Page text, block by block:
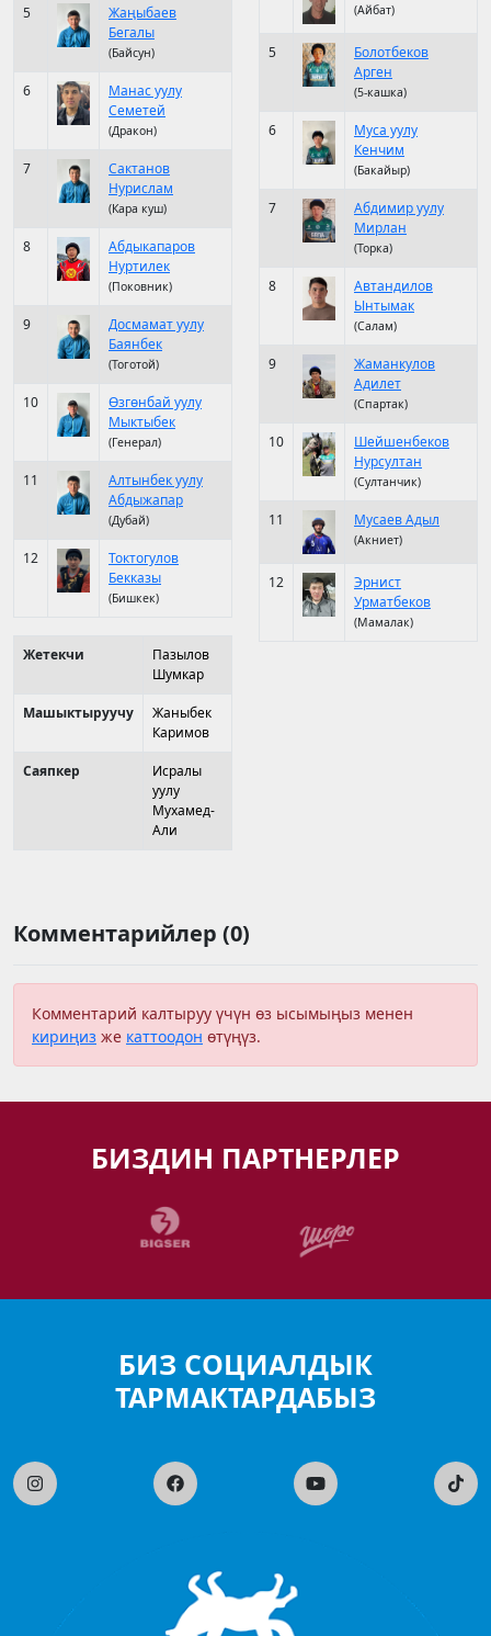
5
Жаңыбаев
Бегалы
(Байсун)
6
Манас уулу
Семетей
(Дракон)
7
Сактанов
Нурислам
(Кара куш)
8
Абдыкапаров
Нуртилек
(Поковник)
9
Досмамат уулу
Баянбек
(Тоготой)
10
Өзгөнбай уулу
Мыктыбек
(Генерал)
11
Алтынбек уулу
Абдыжапар
(Дубай)
12
Токтогулов
Бекказы
(Бишкек)
Жетекчи
Пазылов
Шумкар
Машыктыруучу
Жаныбек
Каримов
Саяпкер
Исралы
уулу
Мухамед-
Али
(Айбат)
5
Болотбеков
Арген
(5-кашка)
6
Муса уулу
Кенчим
(Бакайыр)
7
Абдимир уулу
Мирлан
(Торка)
8
Автандилов
Ынтымак
(Салам)
9
Жаманкулов
Адилет
(Спартак)
10
Шейшенбеков
Нурсултан
(Султанчик)
11 Мусаев Адыл
(Акниет)
12
Эрнист
Урматбеков
(Мамалак)
Комментарийлер (0)
Комментарий калтыруу үчүн өз ысымыңыз менен
кириңиз же каттоодон өтүңүз.
БИЗДИН ПАРТНЕРЛЕР
БИЗ СОЦИАЛДЫК
ТАРМАКТАРДАБЫЗ